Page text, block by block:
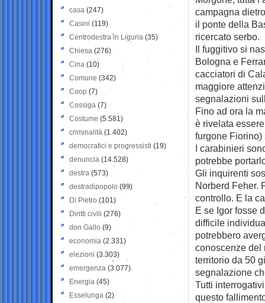
campagna
il ponte della
ricercato serbo.
Il fuggitivo si
Bologna e
cacciatori di
maggiore
segnalazioni
Fino ad ora la
è rivelata
furgone
I carabinieri
potrebbe
Gli inquirenti
Norberd Feher.
controllo. E la
E se Igor fosse
difficile
potrebbero
conoscenze del
territorio da 50
segnalazione
Tutti
questo
casa (247)
Casini (119)
Centrodestra in Liguria (35)
Chiesa (276)
Cina (10)
Comune (342)
Coop (7)
Cossiga (7)
Costume (5.581)
criminalità (1.402)
democratici e progressisti (19)
denuncia (14.528)
destra (573)
destradipopolo (99)
Di Pietro (101)
Diritti civili (276)
don Gallo (9)
economia (2.331)
elezioni (3.303)
emergenza (3.077)
Energia (45)
Esselunga (2)